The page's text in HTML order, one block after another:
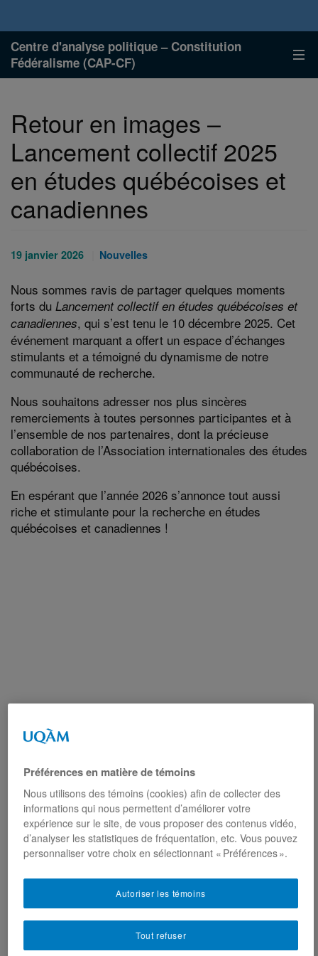
Centre d'analyse politique – Constitution
Fédéralisme (CAP-CF)
Retour en images –
Lancement collectif 2025
en études québécoises et
canadiennes
Publié
:
19 janvier 2026
Catégories
Nouvelles
Nous sommes ravis de partager quelques moments
forts du Lancement collectif en études québécoises et
canadiennes, qui s’est tenu le 10 décembre 2025. Cet
événement marquant a offert un espace d’échanges
stimulants et a témoigné du dynamisme de notre
communauté de recherche.
Nous souhaitons adresser nos plus sincères
remerciements à toutes personnes participantes et à
l’ensemble de nos partenaires, dont la précieuse
collaboration de l’Association internationales des études
québécoises.
En espérant que l’année 2026 s’annonce tout aussi
riche et stimulante pour la recherche en études
québécoises et canadiennes !
Préférences en matière de témoins
Nous utilisons des témoins (cookies) afin de collecter des
informations qui nous permettent d’améliorer votre
expérience sur le site, de vous proposer des contenus vidéo,
d’analyser les statistiques de fréquentation, etc. Vous pouvez
personnaliser votre choix en sélectionnant « Préférences ».
Tout refuser
Autoriser les témoins